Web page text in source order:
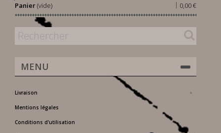
Panier 0,00 €
|
(vide)
MENU
Livraison
Mentions légales
Conditions d'utilisation